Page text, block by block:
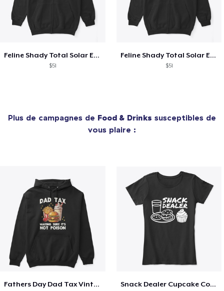
Feline Shady Total Solar Eclipse Tijuana
$51
Feline Shady Total Solar Eclipse Toledo
$51
Plus de campagnes de Food & Drinks susceptibles de
vous plaire :
Fathers Day Dad Tax Vintage Papa T-Shirt Snack Dealer Cupcake Cookie and Milk